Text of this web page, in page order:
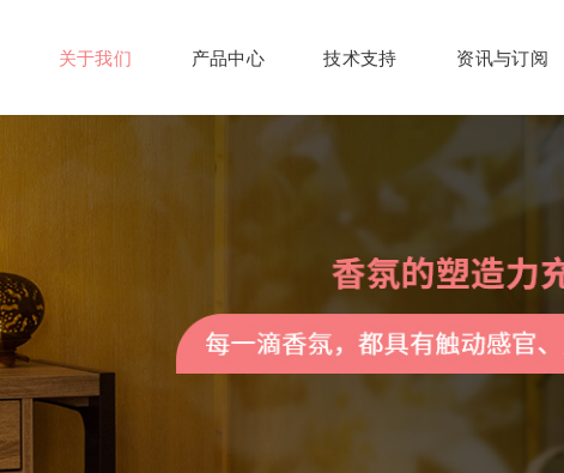
关于我们 产品中心 技术支持 资讯与订阅